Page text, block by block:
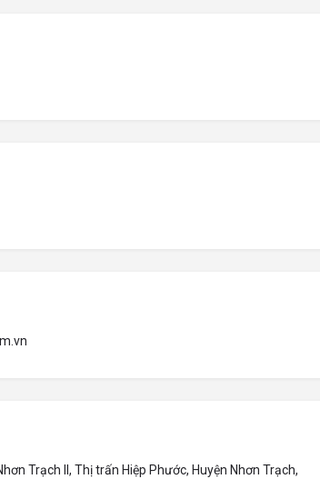
Trạch II, Thị trấn Hiệp Phước, Huyện Nhơn Trạch,